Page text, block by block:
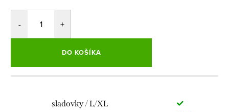
DO KOŠÍKA
sladovky / L/XL